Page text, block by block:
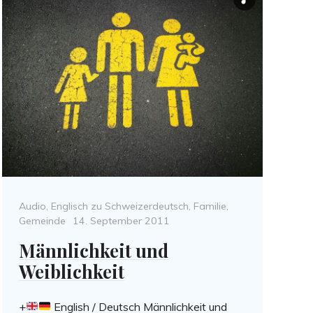
Categories
Audio, Englisch zu Schweizerdeutsch, Familie,
Gemeinde
Posted
14. September 2011
Männlichkeit und
Weiblichkeit
+ English / Deutsch Männlichkeit und